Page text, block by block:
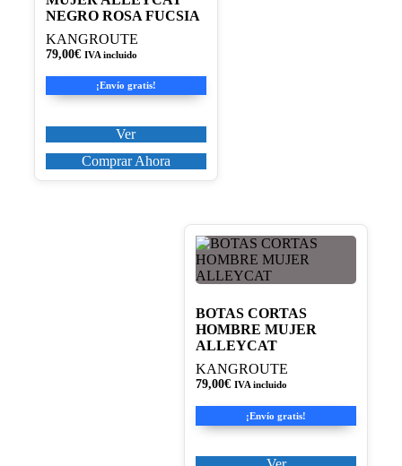
NEGRO ROSA FUCSIA
KANGROUTE
79,00€ IVA incluido
¡Envío gratis!
Ver
opciones
se
pueden
elegir
en
Comprar Ahora
BOTAS CORTAS
HOMBRE MUJER
ALLEYCAT
KANGROUTE
79,00€ IVA incluido
¡Envío gratis!
Este
producto
tiene
variantes.
Las
opciones
se
pueden
elegir
en
página